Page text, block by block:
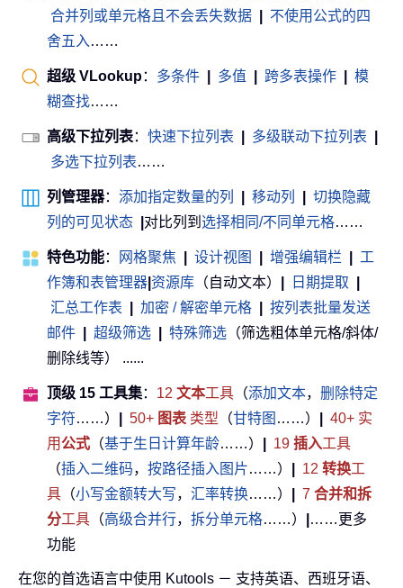
合并列或单元格且不会丢失数据
不使用公式的四
舍五入 ……
超级 VLookup： 多条件 多值 跨多表操作
模
糊查找……
高级下拉列表： 快速下拉列表 多级联动下拉列表
多选下拉列表……
列管理器： 添加指定数量的列 移动列
切换隐藏
列的可见状态
对比列到 选择相同/不同单元格……
特色功能： 网格聚焦 设计视图 增强编辑栏
工
作簿和表管理器 资源库 （自动文本） 日期提取
汇总工作表
加密 / 解密单元格
按列表批量发送
邮件
超级筛选 特殊筛选 （筛选粗体单元格/斜体/
删除线等） ......
顶级 15 工具集： 12 文本工具 （添加文本， 删除特定
字符……） 50+ 图表 类型 （甘特图 ……）
40+ 实
用公式 （基于生日计算年龄……） 19 插入工具
（插入二维码， 按路径插入图片……） 12 转换工
具 （小写金额转大写， 汇率转换……） 7 合并和拆
分工具 （高级合并行， 拆分单元格……）
……更多
功能
在您的首选语言中使用 Kutools － 支持英语、西班牙语、